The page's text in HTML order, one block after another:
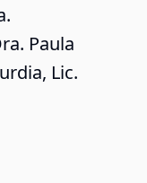
Paula
Lic.